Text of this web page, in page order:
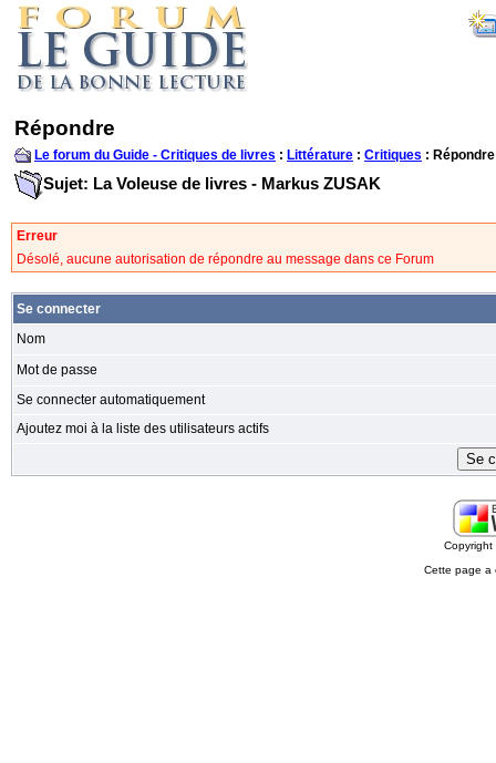
Répondre
Le forum du Guide - Critiques de livres : Littérature : Critiques : Répondre
Sujet: La Voleuse de livres - Markus ZUSAK
Erreur
Désolé, aucune autorisation de répondre au message dans ce Forum
Se connecter
Nom
Mot de passe
Se connecter automatiquement
Ajoutez moi à la liste des utilisateurs actifs
Cette page a